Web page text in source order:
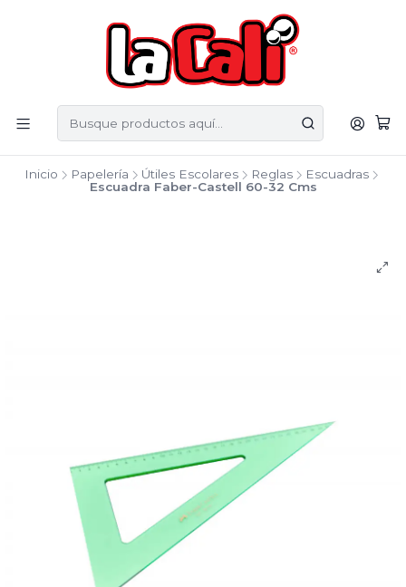
Inicio Papelería Útiles Escolares Reglas
Escuadras
Escuadra Faber-Castell 60-32 Cms